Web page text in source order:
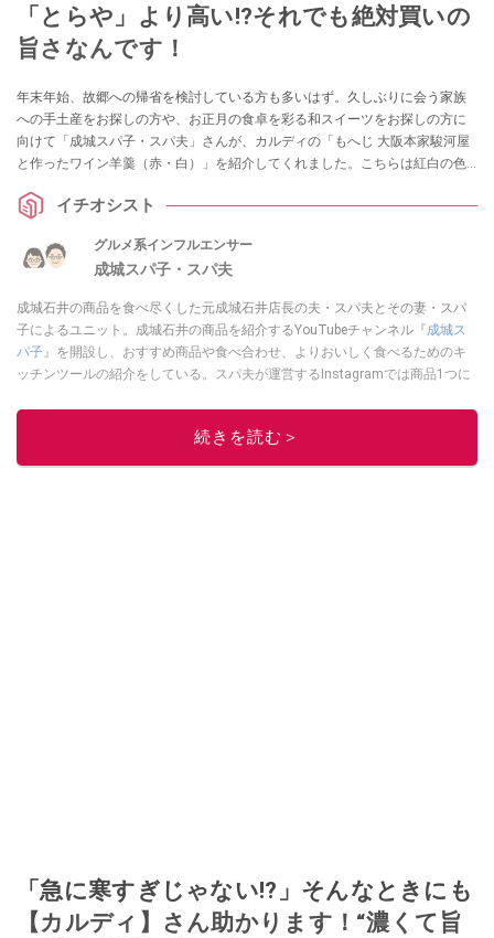
「とらや」より高い!?それでも絶対買いの
旨さなんです！
年末年始、故郷への帰省を検討している方も多いはず。久しぶりに会う家族
への手土産をお探しの方や、お正月の食卓を彩る和スイーツをお探しの方に
向けて「成城スパ子・スパ夫」さんが、カルディの「もへじ 大阪本家駿河屋
と作ったワイン羊羹（赤・白）」を紹介してくれました。こちらは紅白の色
のポイントを紹介してくれました。
イチオシスト
グルメ系インフルエンサー
成城スパ子・スパ夫
成城石井の商品を食べ尽くした元成城石井店長の夫・スパ夫とその妻・スパ
子によるユニット。成城石井の商品を紹介するYouTubeチャンネル『成城ス
パ子』を開設し、おすすめ商品や食べ合わせ、よりおいしく食べるためのキ
ッチンツールの紹介をしている。スパ夫が運営するInstagramでは商品1つに
ィープな魅力を発信している。
続きを読む＞
「急に寒すぎじゃない!?」そんなときにも
【カルディ】さん助かります！“濃くて旨